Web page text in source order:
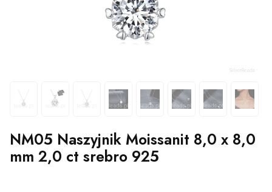
NM05 Naszyjnik Moissanit 8,0 x 8,0
mm 2,0 ct srebro 925